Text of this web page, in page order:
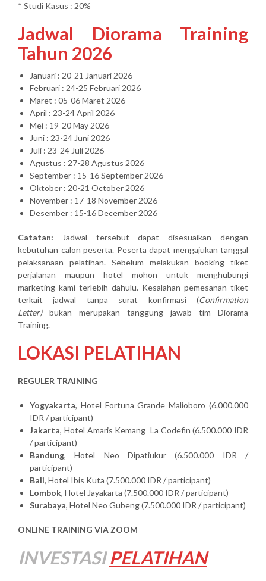
* Studi Kasus : 20%
Jadwal Diorama Training
Tahun 2026
Januari : 20-21 Januari 2026
Februari : 24-25 Februari 2026
Maret : 05-06 Maret 2026
April : 23-24 April 2026
Mei : 19-20 May 2026
Juni : 23-24 Juni 2026
Juli : 23-24 Juli 2026
Agustus : 27-28 Agustus 2026
September : 15-16 September 2026
Oktober : 20-21 October 2026
November : 17-18 November 2026
Desember : 15-16 December 2026
Catatan: Jadwal tersebut dapat disesuaikan dengan
kebutuhan calon peserta. Peserta dapat mengajukan tanggal
pelaksanaan pelatihan. Sebelum melakukan booking tiket
perjalanan maupun hotel mohon untuk menghubungi
marketing kami terlebih dahulu. Kesalahan pemesanan tiket
terkait jadwal tanpa surat konfirmasi (Confirmation
Letter)bukan merupakan tanggung jawab tim Diorama
Training.
LOKASI PELATIHAN
REGULER TRAINING
Yogyakarta, Hotel Fortuna Grande Malioboro (6.000.000
IDR / participant)
Jakarta, Hotel Amaris Kemang La Codefin (6.500.000 IDR
/ participant)
Bandung, Hotel Neo Dipatiukur (6.500.000 IDR /
participant)
Bali, Hotel Ibis Kuta (7.500.000 IDR / participant)
Lombok, Hotel Jayakarta (7.500.000 IDR / participant)
Surabaya, Hotel Neo Gubeng (7.500.000 IDR / participant)
ONLINE TRAINING VIA ZOOM
INVESTASI PELATIHAN